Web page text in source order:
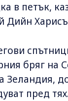
в петък,
Дийн
бряг на
Зеландия,
пред